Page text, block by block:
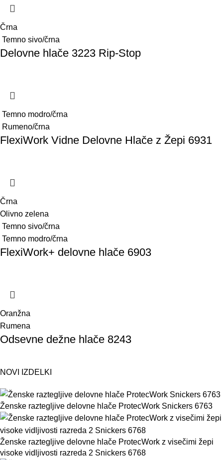
NOVI IZDELKI
Ženske raztegljive delovne hlače ProtecWork Snickers 6763
Ženske raztegljive delovne hlače ProtecWork z visečimi žepi
visoke vidljivosti razreda 2 Snickers 6768
Črna
Temno sivo/črna
Delovne hlače 3223 Rip-Stop
Temno modro/črna
Rumeno/črna
FlexiWork Vidne Delovne Hlače z Žepi 6931
Črna
Olivno zelena
Temno sivo/črna
Temno modro/črna
FlexiWork+ delovne hlače 6903
Oranžna
Rumena
Odsevne dežne hlače 8243